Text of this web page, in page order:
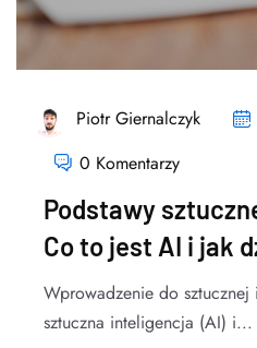
Piotr Giernalczyk
0 Komentarzy
Podstawy
Co to jest AI i jak
Wprowadzenie do
sztuczna inteligencja (AI) i...